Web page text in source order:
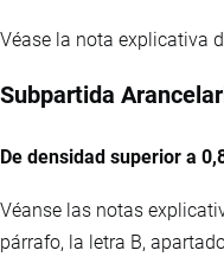
Véase la nota explicativa
Subpartida
De densidad superior a
Véanse las notas
párrafo, la letra B,